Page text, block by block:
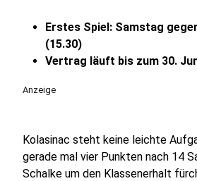
Erstes Spiel: Samstag
(15.30)
Vertrag läuft bis zum 30.
Anzeige
Kolasinac steht keine leichte
gerade mal vier Punkten nach 14
Schalke um den Klassenerhalt